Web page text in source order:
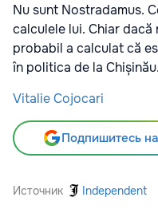
Nu sunt Nostradamus.
calculele lui. Chiar dacă
probabil a calculat că
în politica de la Chișinău.
Vitalie Cojocari
Подпишитесь
Источник Independent